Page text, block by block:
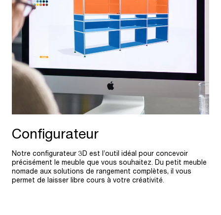
Configurateur
Notre configurateur 3D est l’outil idéal pour concevoir
précisément le meuble que vous souhaitez. Du petit meuble
nomade aux solutions de rangement complètes, il vous
permet de laisser libre cours à votre créativité.